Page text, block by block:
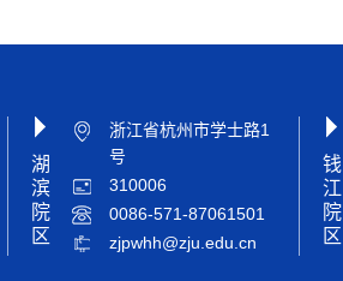
湖
滨
院
区
浙江省杭州市学士路1
号
310006
0086-571-87061501
zjpwhh@zju.edu.cn
钱
江
院
区